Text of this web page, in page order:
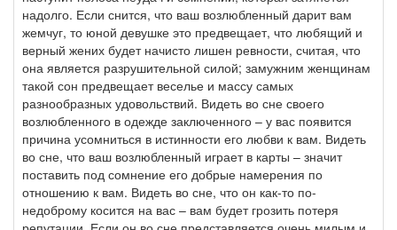
надолго. Если снится, что ваш возлюбленный дарит вам
жемчуг, то юной девушке это предвещает, что любящий и
верный жених будет начисто лишен ревности, считая, что
она является разрушительной силой; замужним женщинам
такой сон предвещает веселье и массу самых
разнообразных удовольствий. Видеть во сне своего
возлюбленного в одежде заключенного – у вас появится
причина усомниться в истинности его любви к вам. Видеть
во сне, что ваш возлюбленный играет в карты – значит
поставить под сомнение его добрые намерения по
отношению к вам. Видеть во сне, что он как-то по-
недоброму косится на вас – вам будет грозить потеря